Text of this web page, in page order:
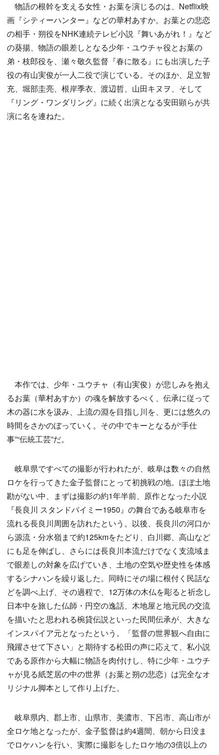
物語の根幹を支える女性・お葉を演じるのは、Netflix映
画『シティーハンター』などの華村あすか。お葉との悲恋
の相手・朔役をNHK連続テレビ小説『舞いあがれ！』など
の葵揚、物語の眼差しとなる少年・ユウチャ役とお葉の
弟・枝郎役を、瀬々敬久監督『春に散る』にも出演した子
役の有山実俊が一人二役で演じている。そのほか、足立智
充、堀部圭亮、根岸季衣、渡辺哲、山田キヌヲ、そして
『リング・ワンダリング』に続く出演となる安田顕らが共
演に名を連ねた。
本作では、少年・ユウチャ（有山実俊）が悲しみを抱え
るお葉（華村あすか）の魂を解放するべく、伝承に従って
木の器に水を汲み、上流の淵を目指し川を、更には悠久の
時間をさかのぼっていく。その中でキーとなるが“手仕
事”“伝統工芸”だ。
岐阜県ですべての撮影が行われたが、岐阜は数々の自然
ロケを行ってきた金子監督にとって初挑戦の地。ほぼ土地
勘がない中、まずは撮影の約1年半前、原作となった小説
『長良川 スタンドバイミー1950』の舞台である岐阜市を
流れる長良川周囲を訪れたという。以後、長良川の河口か
ら源流・分水嶺まで約125kmをたどり、白川郷、高山など
にも足を伸ばし、さらには長良川本流だけでなく支流域ま
で眼差しの対象を広げていき、土地の空気や歴史性を体感
するシナハンを繰り返した。同時にその場に根付く民話な
どを調べ上げ、その過程で、12万体の木仏を彫ると祈念し
日本中を旅した仏師・円空の逸話、木地屋と地元民の交流
を描いたと思われる椀貸伝説といった民間伝承が、大きな
インスパイア元となったという。「監督の世界観へ自由に
飛躍させて下さい」と期待する松田の声に応えて、私小説
である原作から大幅に物語を肉付けし、特に少年・ユウチ
ャが見る紙芝居の中の世界（お葉と朔の悲恋）は完全なオ
リジナル脚本として作り上げた。
岐阜県内、郡上市、山県市、美濃市、下呂市、高山市が
全ロケ地となったが、金子監督は約4週間、朝から日没ま
でロケハンを行い、実際に撮影をしたロケ地の3倍以上の